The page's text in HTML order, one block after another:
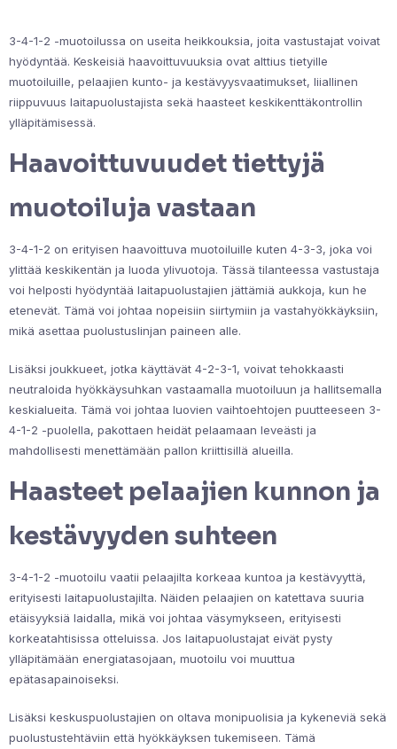
3-4-1-2 -muotoilussa on useita heikkouksia, joita vastustajat voivat
hyödyntää. Keskeisiä haavoittuvuuksia ovat alttius tietyille
muotoiluille, pelaajien kunto- ja kestävyysvaatimukset, liiallinen
riippuvuus laitapuolustajista sekä haasteet keskikenttäkontrollin
ylläpitämisessä.
Haavoittuvuudet tiettyjä
muotoiluja vastaan
3-4-1-2 on erityisen haavoittuva muotoiluille kuten 4-3-3, joka voi
ylittää keskikentän ja luoda ylivuotoja. Tässä tilanteessa vastustaja
voi helposti hyödyntää laitapuolustajien jättämiä aukkoja, kun he
etenevät. Tämä voi johtaa nopeisiin siirtymiin ja vastahyökkäyksiin,
mikä asettaa puolustuslinjan paineen alle.
Lisäksi joukkueet, jotka käyttävät 4-2-3-1, voivat tehokkaasti
neutraloida hyökkäysuhkan vastaamalla muotoiluun ja hallitsemalla
keskialueita. Tämä voi johtaa luovien vaihtoehtojen puutteeseen 3-
4-1-2 -puolella, pakottaen heidät pelaamaan leveästi ja
mahdollisesti menettämään pallon kriittisillä alueilla.
Haasteet pelaajien kunnon ja
kestävyyden suhteen
3-4-1-2 -muotoilu vaatii pelaajilta korkeaa kuntoa ja kestävyyttä,
erityisesti laitapuolustajilta. Näiden pelaajien on katettava suuria
etäisyyksiä laidalla, mikä voi johtaa väsymykseen, erityisesti
korkeatahtisissa otteluissa. Jos laitapuolustajat eivät pysty
ylläpitämään energiatasojaan, muotoilu voi muuttua
epätasapainoiseksi.
Lisäksi keskuspuolustajien on oltava monipuolisia ja kykeneviä sekä
puolustustehtäviin että hyökkäyksen tukemiseen. Tämä